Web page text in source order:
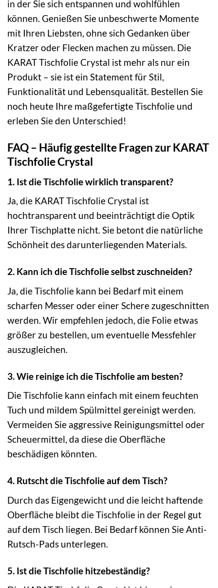
in der Sie sich entspannen und wohlfühlen
können. Genießen Sie unbeschwerte Momente
mit Ihren Liebsten, ohne sich Gedanken über
Kratzer oder Flecken machen zu müssen. Die
KARAT Tischfolie Crystal ist mehr als nur ein
Produkt – sie ist ein Statement für Stil,
Funktionalität und Lebensqualität. Bestellen Sie
noch heute Ihre maßgefertigte Tischfolie und
erleben Sie den Unterschied!
FAQ – Häufig gestellte Fragen zur KARAT
Tischfolie Crystal
1. Ist die Tischfolie wirklich transparent?
Ja, die KARAT Tischfolie Crystal ist
hochtransparent und beeinträchtigt die Optik
Ihrer Tischplatte nicht. Sie betont die natürliche
Schönheit des darunterliegenden Materials.
2. Kann ich die Tischfolie selbst zuschneiden?
Ja, die Tischfolie kann bei Bedarf mit einem
scharfen Messer oder einer Schere zugeschnitten
werden. Wir empfehlen jedoch, die Folie etwas
größer zu bestellen, um eventuelle Messfehler
auszugleichen.
3. Wie reinige ich die Tischfolie am besten?
Die Tischfolie kann einfach mit einem feuchten
Tuch und mildem Spülmittel gereinigt werden.
Vermeiden Sie aggressive Reinigungsmittel oder
Scheuermittel, da diese die Oberfläche
beschädigen könnten.
4. Rutscht die Tischfolie auf dem Tisch?
Durch das Eigengewicht und die leicht haftende
Oberfläche bleibt die Tischfolie in der Regel gut
auf dem Tisch liegen. Bei Bedarf können Sie Anti-
Rutsch-Pads unterlegen.
5. Ist die Tischfolie hitzebeständig?